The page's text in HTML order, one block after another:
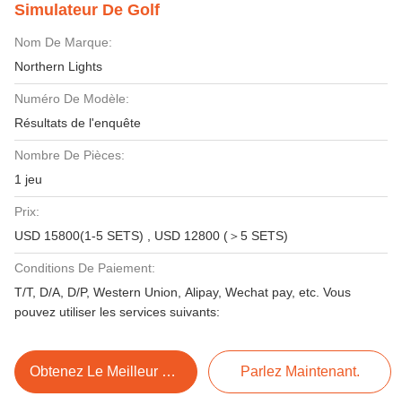
Simulateur De Golf
Nom De Marque:
Northern Lights
Numéro De Modèle:
Résultats de l'enquête
Nombre De Pièces:
1 jeu
Prix:
USD 15800(1-5 SETS) , USD 12800 (＞5 SETS)
Conditions De Paiement:
T/T, D/A, D/P, Western Union, Alipay, Wechat pay, etc. Vous
pouvez utiliser les services suivants:
Obtenez Le Meilleur Prix Parlez Maintenant.